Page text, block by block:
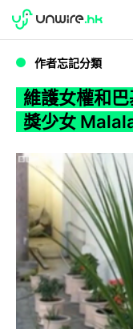
WWDC 2026
作者忘記分類
維護女權和
獎少女